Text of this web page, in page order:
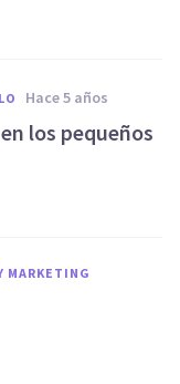
hace 5 años
los pequeños
MARKETING